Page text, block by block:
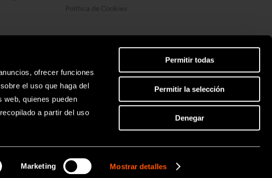
ofrecer funciones
el uso que haga del
quienes pueden
a partir del uso
Marketing Mostrar detalles
Permitir todas
Permitir la selección
Denegar
Política de Cookies
© NSK / Nakanishi inc. All rights reserved.